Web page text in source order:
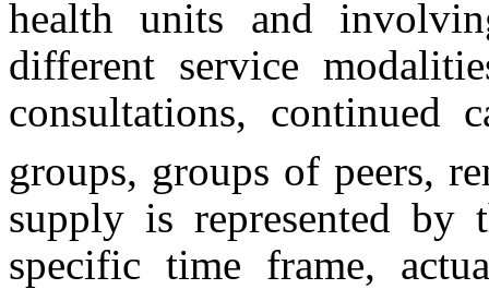
health units and
different service
consultations, continued
groups, groups of peers,
supply is represented
specific time frame,